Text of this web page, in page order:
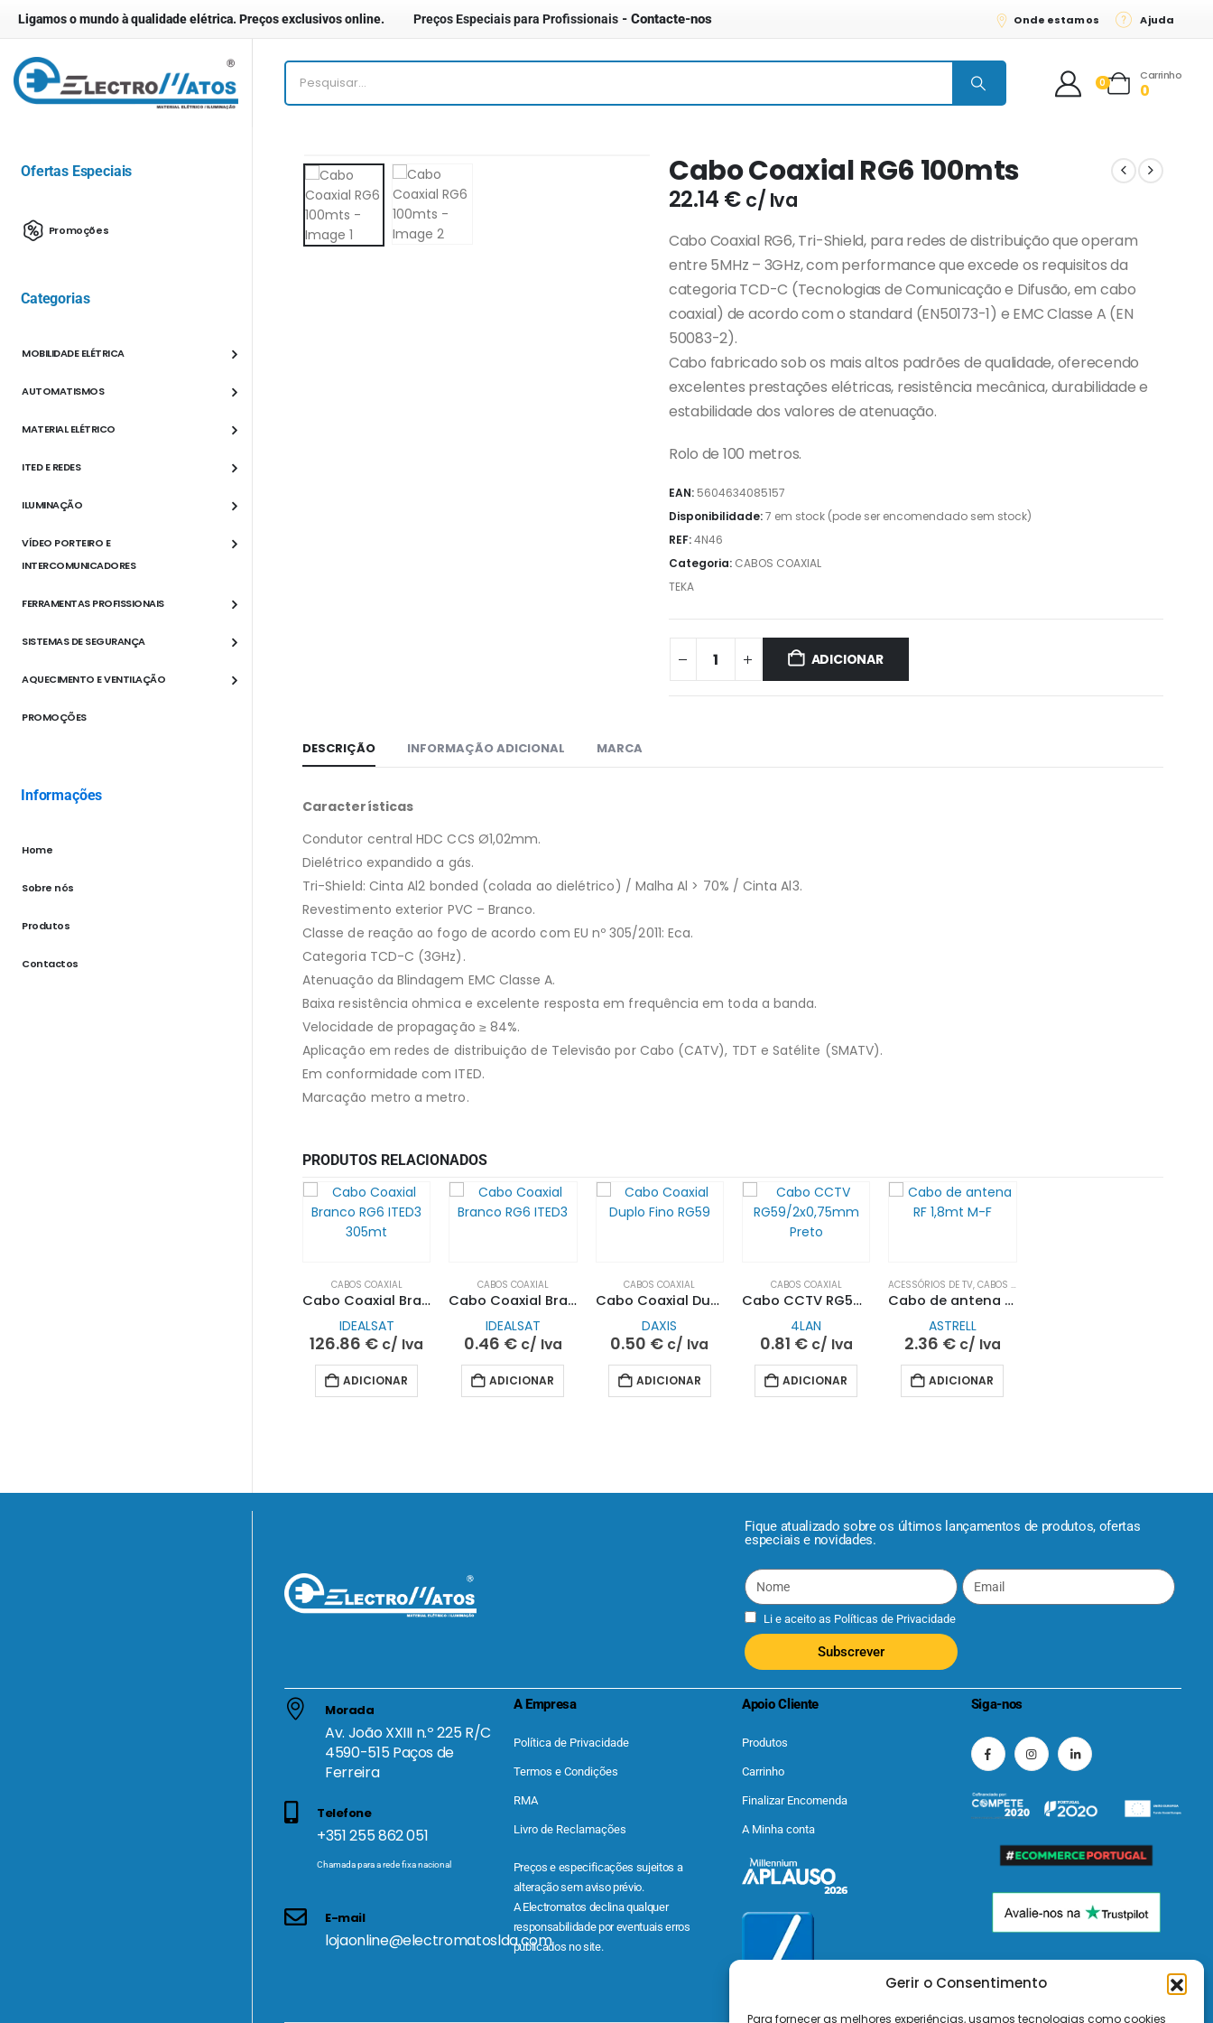
Gerir o Consentimento
Para fornecer as melhores experiências, usamos tecnologias como cookies
Ligamos o mundo à qualidade elétrica. Preços exclusivos online. Preços Especiais para Profissionais- Contacte-nos Onde estamos Ajuda
0 Carrinho
0
Cabo Coaxial RG6 100mts
22.14 € c/ Iva
Cabo Coaxial RG6, Tri-Shield, para redes de distribuição que operam
entre 5MHz – 3GHz, com performance que excede os requisitos da
categoria TCD-C (Tecnologias de Comunicação e Difusão, em cabo
coaxial) de acordo com o standard (EN50173-1) e EMC Classe A (EN
50083-2).
Cabo fabricado sob os mais altos padrões de qualidade, oferecendo
excelentes prestações elétricas, resistência mecânica, durabilidade e
estabilidade dos valores de atenuação.
Rolo de 100 metros.
EAN: 5604634085157
Disponibilidade:7 em stock (pode ser encomendado sem stock)
REF:4N46
Categoria: CABOS COAXIAL
TEKA
ADICIONAR
DESCRIÇÃO INFORMAÇÃO ADICIONAL MARCA
Características
Condutor central HDC CCS Ø1,02mm.
Dielétrico expandido a gás.
Tri-Shield: Cinta Al2 bonded (colada ao dielétrico) / Malha Al > 70% / Cinta Al3.
Revestimento exterior PVC – Branco.
Classe de reação ao fogo de acordo com EU nº 305/2011: Eca.
Categoria TCD-C (3GHz).
Atenuação da Blindagem EMC Classe A.
Baixa resistência ohmica e excelente resposta em frequência em toda a banda.
Velocidade de propagação ≥ 84%.
Aplicação em redes de distribuição de Televisão por Cabo (CATV), TDT e Satélite (SMATV).
Em conformidade com ITED.
Marcação metro a metro.
PRODUTOS RELACIONADOS
CABOS COAXIAL
Cabo Coaxial Branco RG6 ITED3 305mt
IDEALSAT
126.86 € c/ Iva
ADICIONAR
CABOS COAXIAL
Cabo Coaxial Branco RG6 ITED3
IDEALSAT
0.46 € c/ Iva
ADICIONAR
CABOS COAXIAL
Cabo Coaxial Duplo Fino RG59
DAXIS
0.50 € c/ Iva
ADICIONAR
CABOS COAXIAL
Cabo CCTV RG59/2×0,75mm Preto
4LAN
0.81 € c/ Iva
ADICIONAR
ACESSÓRIOS DE TV,CABOS COAXIAL
Cabo de antena RF 1,8mt M-F
ASTRELL
2.36 € c/ Iva
ADICIONAR
Ofertas Especiais
Promoções
Categorias
MOBILIDADE ELÉTRICA
AUTOMATISMOS
MATERIAL ELÉTRICO
ITED E REDES
ILUMINAÇÃO
VÍDEO PORTEIRO E
INTERCOMUNICADORES
FERRAMENTAS PROFISSIONAIS
SISTEMAS DE SEGURANÇA
AQUECIMENTO E VENTILAÇÃO
PROMOÇÕES
Informações
Home
Sobre nós
Produtos
Contactos
Fique atualizado sobre os últimos lançamentos de produtos, ofertas
especiais e novidades.
Li e aceito as Políticas de Privacidade
Subscrever
Morada
Av. João XXIII n.º 225 R/C
4590-515 Paços de
Ferreira
Telefone
+351 255 862 051
Chamada para a rede fixa nacional
E-mail
lojaonline@electromatoslda.com
A Empresa
Política de Privacidade
Termos e Condições
RMA
Livro de Reclamações
Preços e especificações sujeitos a
alteração sem aviso prévio.
A Electromatos declina qualquer
responsabilidade por eventuais erros
publicados no site.
Apoio Cliente
Produtos
Carrinho
Finalizar Encomenda
A Minha conta
Siga-nos